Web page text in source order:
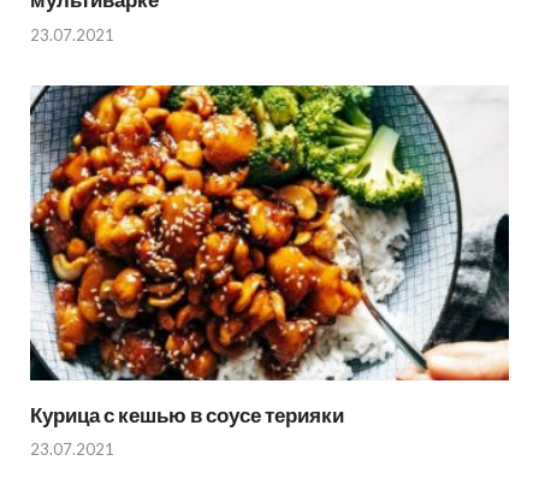
23.07.2021
Курица с кешью в соусе терияки
23.07.2021